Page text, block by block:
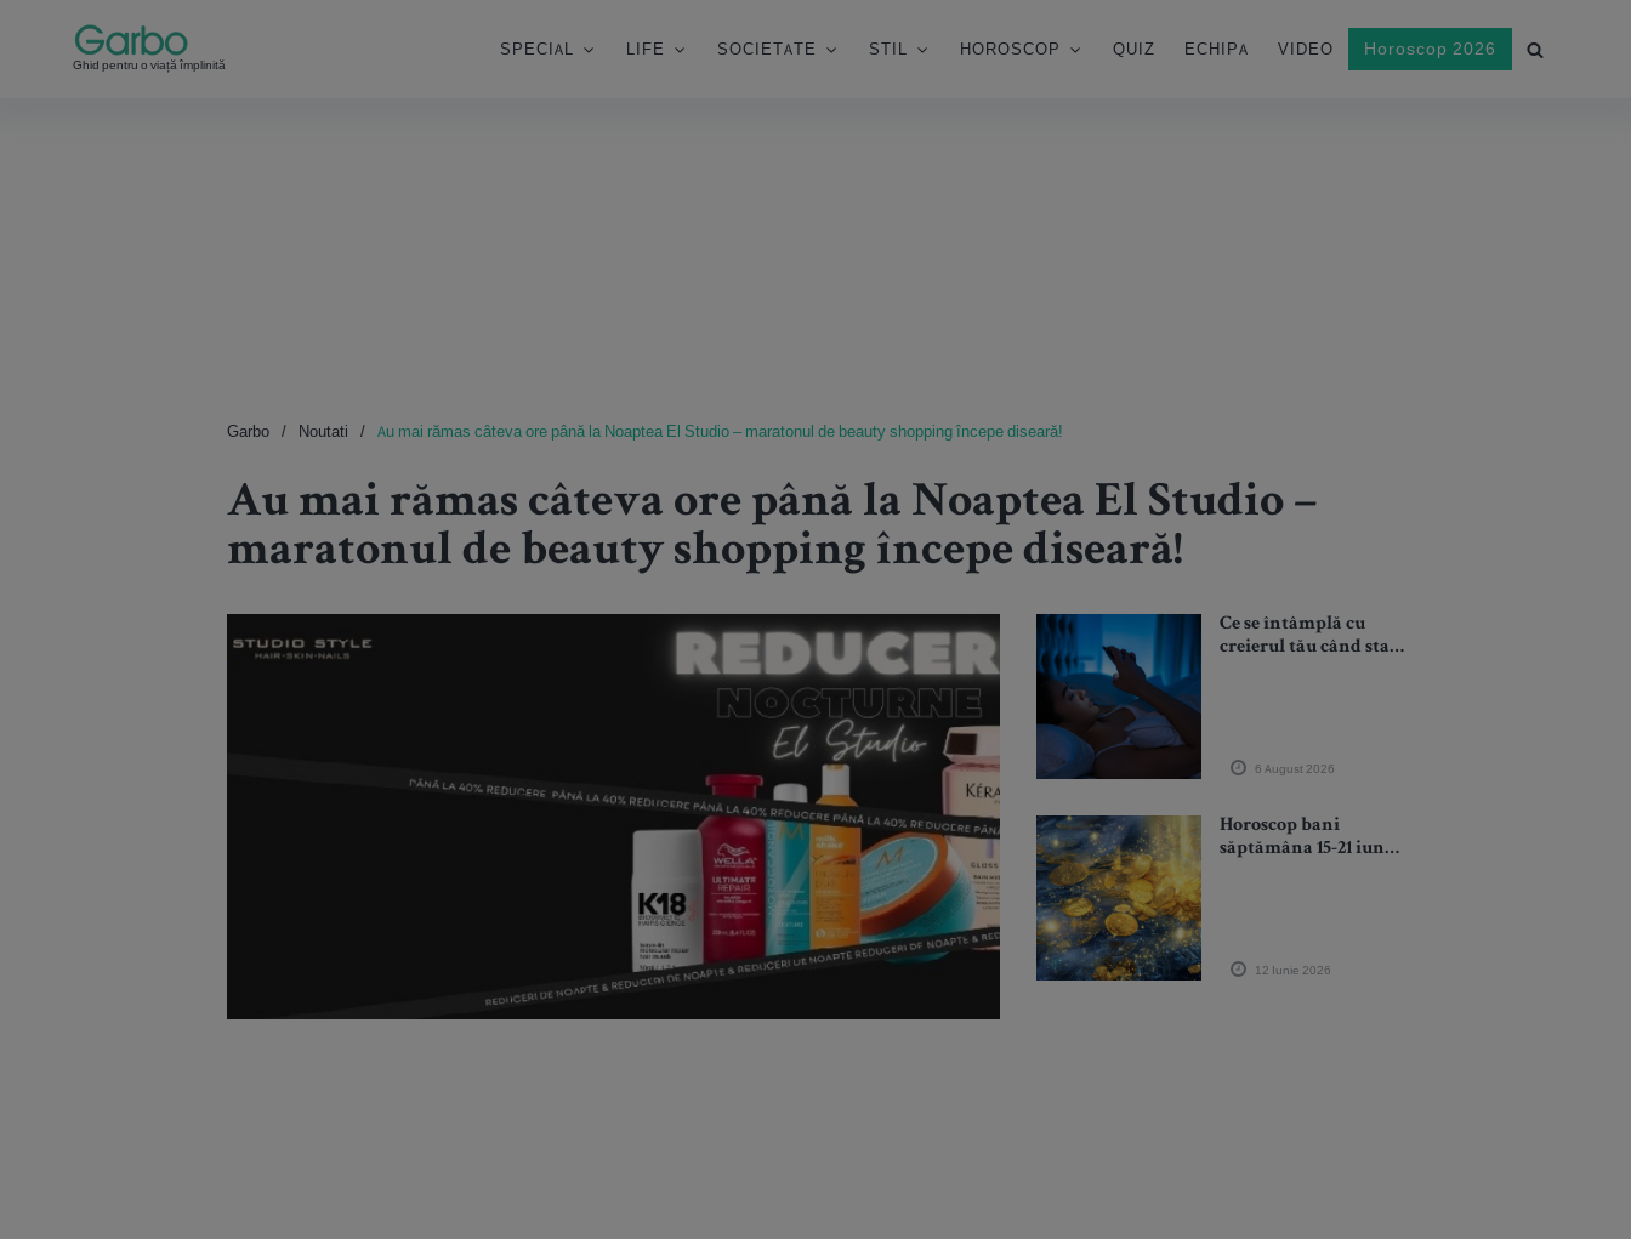
Ghid pentru o viață împlinită
SPECIAL LIFE SOCIETATE STIL HOROSCOP QUIZ ECHIPA VIDEO Horoscop 2026
Garbo Noutati Au mai rămas câteva ore până la Noaptea El Studio – maratonul de beauty shopping începe diseară!
Au mai rămas câteva ore până la Noaptea El Studio –
maratonul de beauty shopping începe diseară!
Ce se întâmplă cu
creierul tău când stai
6 August 2026
Horoscop bani
săptămâna 15-21 iunie:
12 Iunie 2026